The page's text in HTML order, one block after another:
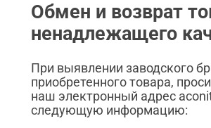
Обмен и возврат
ненадлежащего
При выявлении заводского
приобретенного товара,
наш электронный адрес
следующую информацию: